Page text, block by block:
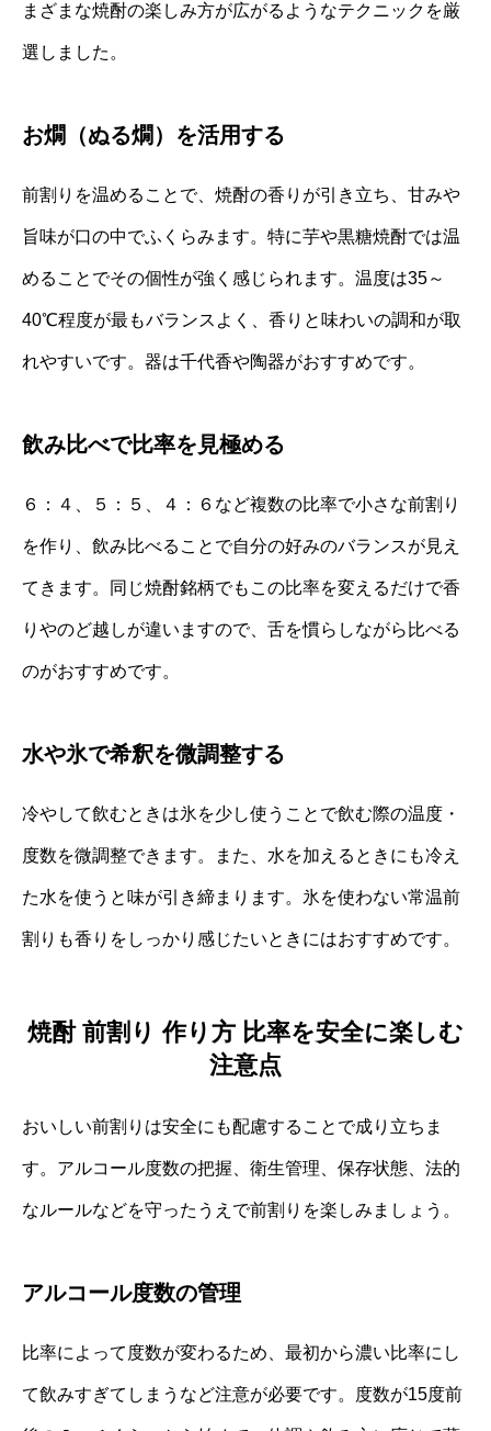
まざまな焼酎の楽しみ方が広がるようなテクニックを厳
選しました。
お燗（ぬる燗）を活用する
前割りを温めることで、焼酎の香りが引き立ち、甘みや
旨味が口の中でふくらみます。特に芋や黒糖焼酎では温
めることでその個性が強く感じられます。温度は35～
40℃程度が最もバランスよく、香りと味わいの調和が取
れやすいです。器は千代香や陶器がおすすめです。
飲み比べで比率を見極める
６：４、５：５、４：６など複数の比率で小さな前割り
を作り、飲み比べることで自分の好みのバランスが見え
てきます。同じ焼酎銘柄でもこの比率を変えるだけで香
りやのど越しが違いますので、舌を慣らしながら比べる
のがおすすめです。
水や氷で希釈を微調整する
冷やして飲むときは氷を少し使うことで飲む際の温度・
度数を微調整できます。また、水を加えるときにも冷え
た水を使うと味が引き締まります。氷を使わない常温前
割りも香りをしっかり感じたいときにはおすすめです。
焼酎 前割り 作り方 比率を安全に楽しむ
注意点
おいしい前割りは安全にも配慮することで成り立ちま
す。アルコール度数の把握、衛生管理、保存状態、法的
なルールなどを守ったうえで前割りを楽しみましょう。
アルコール度数の管理
比率によって度数が変わるため、最初から濃い比率にし
て飲みすぎてしまうなど注意が必要です。度数が15度前